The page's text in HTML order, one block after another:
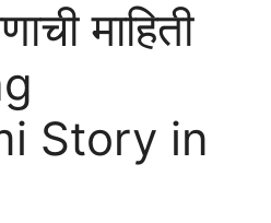
माहिती
Story in